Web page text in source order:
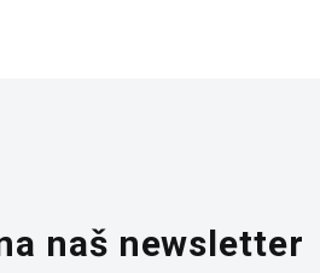
naš newsletter